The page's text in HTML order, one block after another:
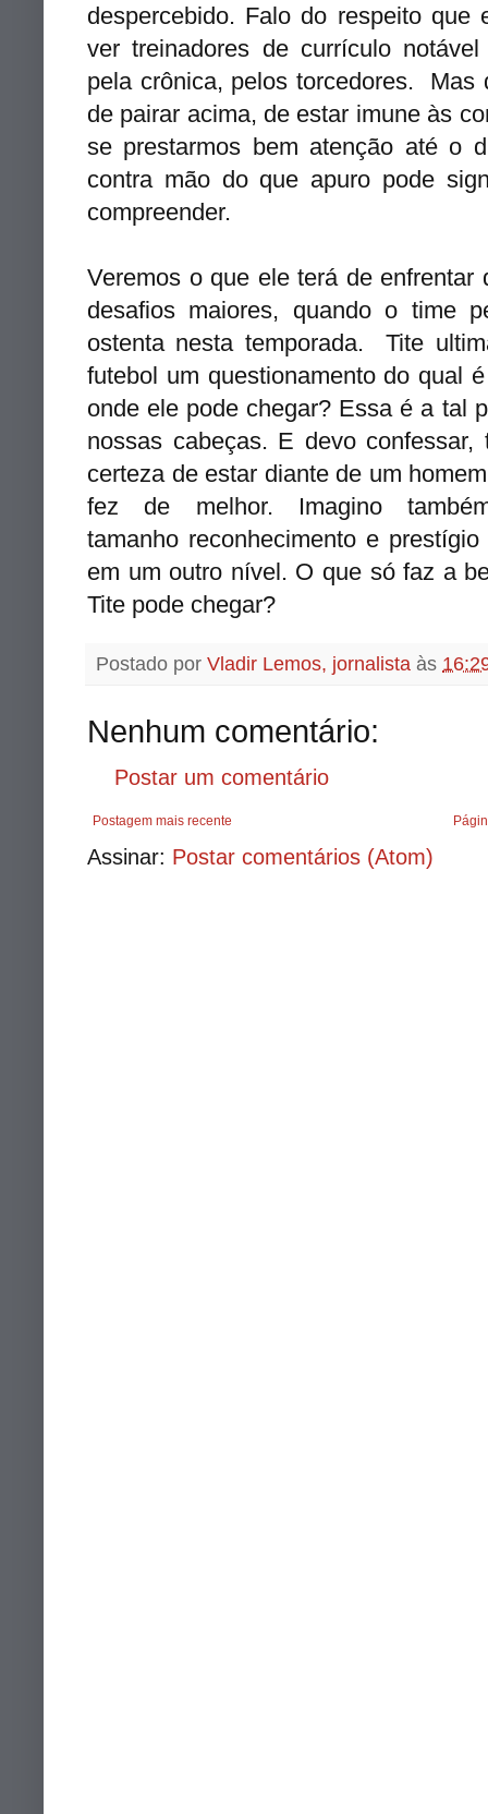
despercebido. Falo do respeito que
ver treinadores de currículo
pela crônica, pelos torcedores. Mas
de pairar acima, de estar imune às
se prestarmos bem atenção até o
contra mão do que apuro pode
compreender.
Veremos o que ele terá de
desafios maiores, quando o time
ostenta nesta temporada. Tite
futebol um questionamento do qual
onde ele pode chegar? Essa é a tal
nossas cabeças. E devo
certeza de estar diante de um
fez de melhor. Imagino
tamanho reconhecimento e
em um outro nível. O que só faz a
Tite pode chegar?
Postado por Vladir Lemos, jornalista às
Nenhum comentário:
Postar um comentário
Postagem mais recente
Assinar: Postar comentários (Atom)